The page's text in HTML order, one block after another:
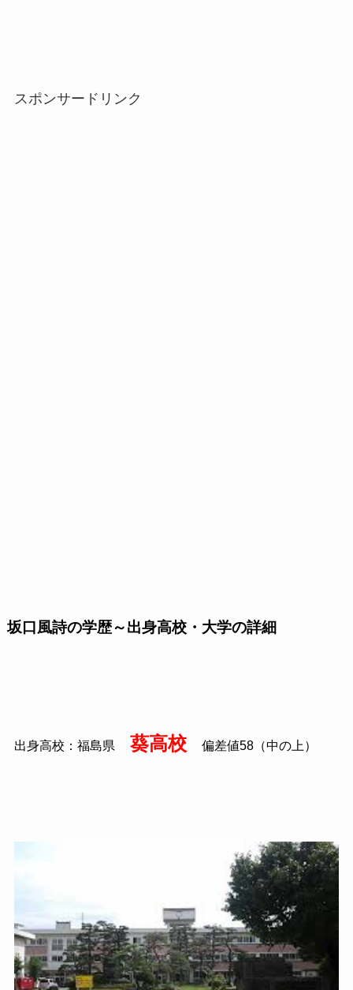
スポンサードリンク
坂口風詩の学歴～出身高校・大学の詳細
出身高校：福島県 葵高校 偏差値58（中の上）